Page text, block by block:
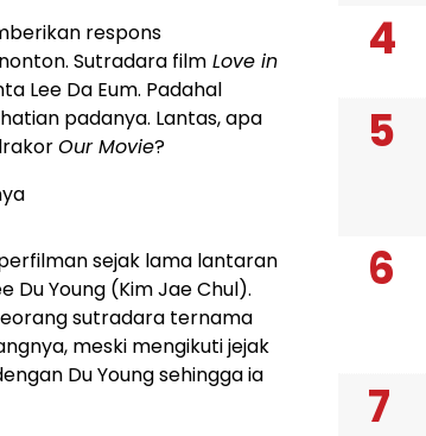
respons
Sutradara film Love in
Lee Da Eum. Padahal
padanya. Lantas, apa
Our Movie?
sejak lama lantaran
Du Young (Kim Jae Chul).
sutradara ternama
meski mengikuti jejak
Du Young sehingga ia